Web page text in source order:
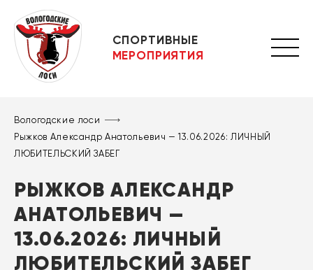
СПОРТИВНЫЕ
МЕРОПРИЯТИЯ
Вологодские лоси
Рыжков Александр Анатольевич — 13.06.2026: ЛИЧНЫЙ
ЛЮБИТЕЛЬСКИЙ ЗАБЕГ
РЫЖКОВ АЛЕКСАНДР
АНАТОЛЬЕВИЧ —
13.06.2026: ЛИЧНЫЙ
ЛЮБИТЕЛЬСКИЙ ЗАБЕГ